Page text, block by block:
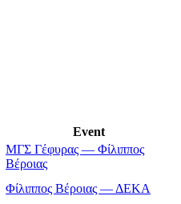
Event
ΜΓΣ Γέφυρας — Φίλιππος
Βέροιας
Φίλιππος Βέροιας — ΔΕΚΑ